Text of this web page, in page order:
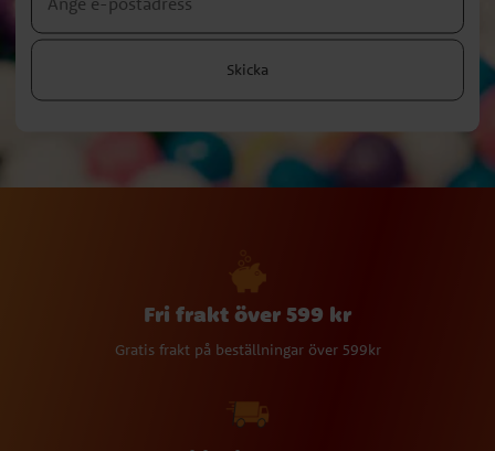
Skicka
Fri frakt över 599 kr
Gratis frakt på beställningar över 599kr